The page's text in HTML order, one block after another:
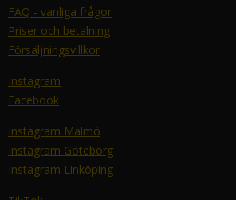
FAQ - vanliga frågor
Priser och betalning
Försäljningsvillkor
Instagram
Facebook
Instagram Malmö
Instagram Göteborg
Instagram Linköping